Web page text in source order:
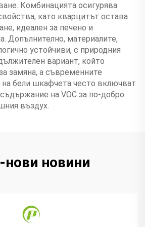
Комбинацията осигурява
като кварцитът остава
идеален за печено и
Допълнително, материалите,
устойчиви, с природния
вариант, който
замяна, а съвременните
бели шкафчета често включват
на VOC за по-добро
въздух.
нови новини